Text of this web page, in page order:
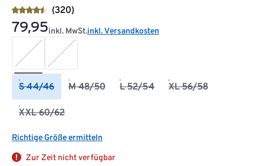
(320)
79,95inkl. MwSt.inkl. Versandkosten
S 44/46 M 48/50 L 52/54 XL 56/58
XXL 60/62
Richtige Größe ermitteln
Zur Zeit nicht verfügbar